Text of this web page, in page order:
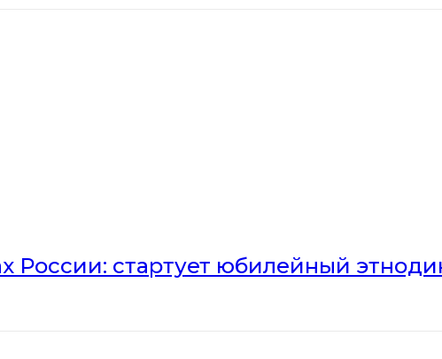
России: стартует юбилейный